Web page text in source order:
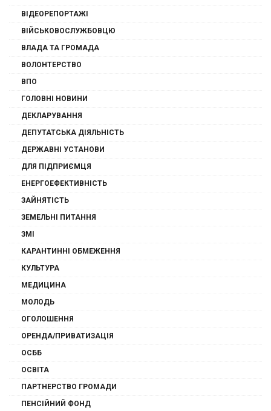
ВІДЕОРЕПОРТАЖІ
ВІЙСЬКОВОСЛУЖБОВЦЮ
ВЛАДА ТА ГРОМАДА
ВОЛОНТЕРСТВО
ВПО
ГОЛОВНІ НОВИНИ
ДЕКЛАРУВАННЯ
ДЕПУТАТСЬКА ДІЯЛЬНІСТЬ
ДЕРЖАВНІ УСТАНОВИ
ДЛЯ ПІДПРИЄМЦЯ
ЕНЕРГОЕФЕКТИВНІСТЬ
ЗАЙНЯТІСТЬ
ЗЕМЕЛЬНІ ПИТАННЯ
ЗМІ
КАРАНТИННІ ОБМЕЖЕННЯ
КУЛЬТУРА
МЕДИЦИНА
МОЛОДЬ
ОГОЛОШЕННЯ
ОРЕНДА/ПРИВАТИЗАЦІЯ
ОСББ
ОСВІТА
ПАРТНЕРСТВО ГРОМАДИ
ПЕНСІЙНИЙ ФОНД